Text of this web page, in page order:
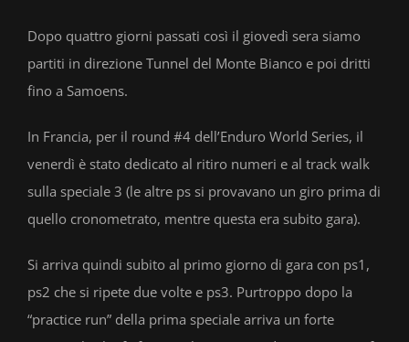
Dopo quattro giorni passati così il giovedì sera siamo
partiti in direzione Tunnel del Monte Bianco e poi dritti
fino a Samoens.
In Francia, per il round #4 dell’Enduro World Series, il
venerdì è stato dedicato al ritiro numeri e al track walk
sulla speciale 3 (le altre ps si provavano un giro prima di
quello cronometrato, mentre questa era subito gara).
Si arriva quindi subito al primo giorno di gara con ps1,
ps2 che si ripete due volte e ps3. Purtroppo dopo la
“practice run” della prima speciale arriva un forte